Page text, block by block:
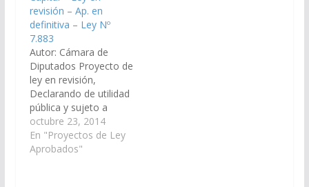
Balneario. (Expte.…
revisión – Ap. en
definitiva – Ley Nº
7.883
Autor: Cámara de
Diputados Proyecto de
ley en revisión,
Declarando de utilidad
pública y sujeto a
expropiación los
inmuebles
identificados con las
octubre 23, 2014
En "Proyectos de Ley
Aprobados"